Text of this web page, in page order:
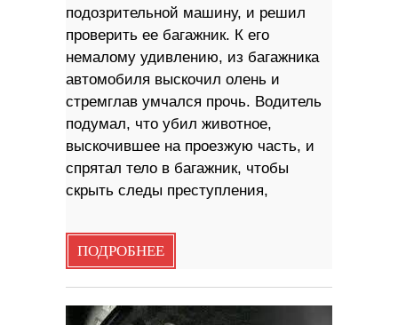
подозрительной машину, и решил
проверить ее багажник. К его
немалому удивлению, из багажника
автомобиля выскочил олень и
стремглав умчался прочь. Водитель
подумал, что убил животное,
выскочившее на проезжую часть, и
спрятал тело в багажник, чтобы
скрыть следы преступления,
ПОДРОБНЕЕ